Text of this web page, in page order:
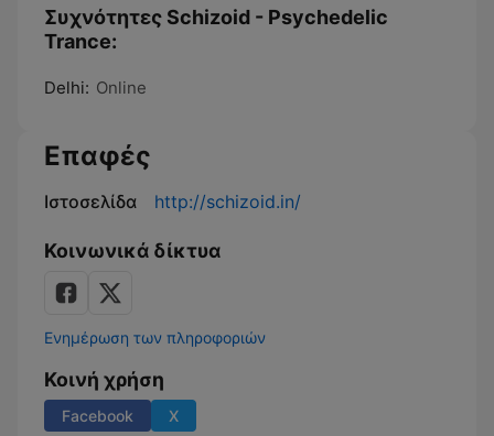
Συχνότητες Schizoid - Psychedelic
Trance:
Delhi: Online
Επαφές
Ιστοσελίδα http://schizoid.in/
Κοινωνικά δίκτυα
Ενημέρωση των πληροφοριών
Κοινή χρήση
Facebook X